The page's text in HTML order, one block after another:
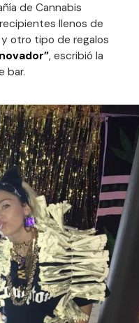
de Cannabis
llenos de
otro tipo de regalos
, escribió la
bar.